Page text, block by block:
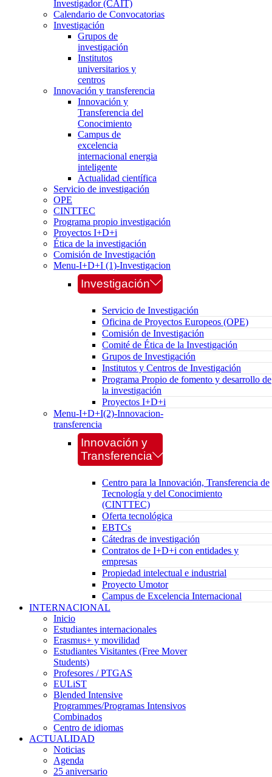
Investigador (CAIT)
Calendario de Convocatorias
Investigación
Grupos de
investigación
Institutos
universitarios y
centros
Innovación y transferencia
Innovación y
Transferencia del
Conocimiento
Campus de
excelencia
internacional energia
inteligente
Actualidad científica
Servicio de investigación
OPE
CINTTEC
Programa propio investigación
Proyectos I+D+i
Ética de la investigación
Comisión de Investigación
Menu-I+D+I (1)-Investigacion
Investigación
Servicio de Investigación
Oficina de Proyectos Europeos (OPE)
Comisión de Investigación
Comité de Ética de la Investigación
Grupos de Investigación
Institutos y Centros de Investigación
Programa Propio de fomento y desarrollo de
la investigación
Proyectos I+D+i
Menu-I+D+I(2)-Innovacion-
transferencia
Innovación y
Transferencia
Centro para la Innovación, Transferencia de
Tecnología y del Conocimiento
(CINTTEC)
Oferta tecnológica
EBTCs
Cátedras de investigación
Contratos de I+D+i con entidades y
empresas
Propiedad intelectual e industrial
Proyecto Umotor
Campus de Excelencia Internacional
INTERNACIONAL
Inicio
Estudiantes internacionales
Erasmus+ y movilidad
Estudiantes Visitantes (Free Mover
Students)
Profesores / PTGAS
EULiST
Blended Intensive
Programmes/Programas Intensivos
Combinados
Centro de idiomas
ACTUALIDAD
Noticias
Agenda
25 aniversario